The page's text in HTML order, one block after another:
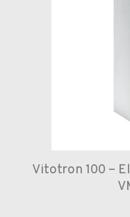
Vitotron 100 –